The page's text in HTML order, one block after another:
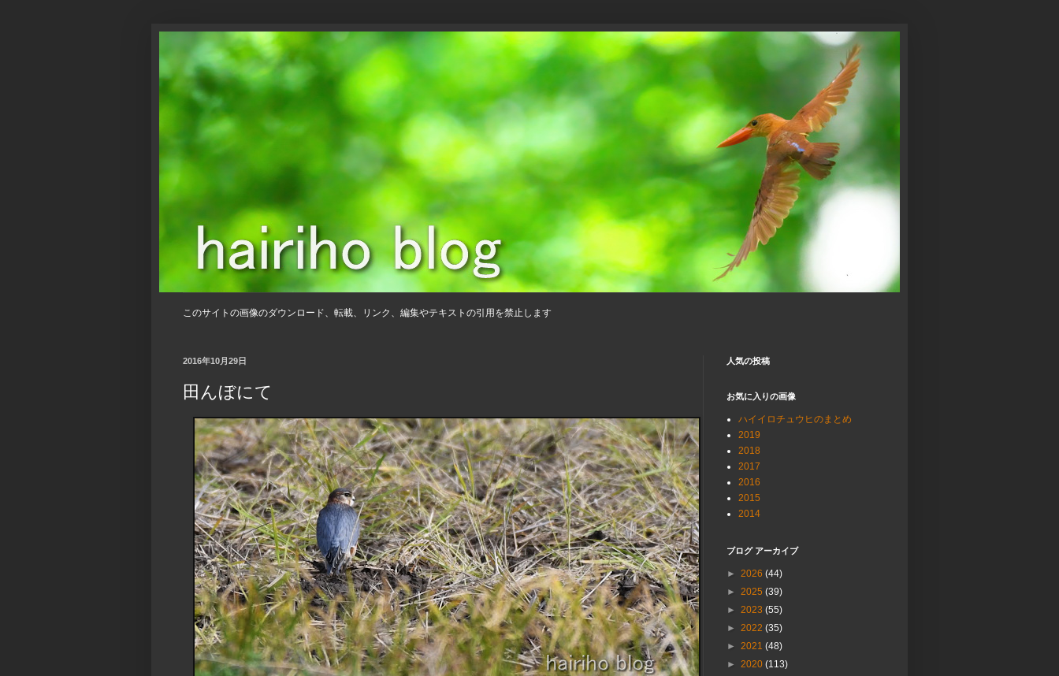
このサイトの画像のダウンロード、転載、リンク、編集やテキストの引用を禁止します
2016年10月29日
田んぼにて
人気の投稿
お気に入りの画像
ハイイロチュウヒのまとめ
2019
2018
2017
2016
2015
2014
ブログ アーカイブ
► 2026 (44)
► 2025 (39)
► 2023 (55)
► 2022 (35)
► 2021 (48)
► 2020 (113)